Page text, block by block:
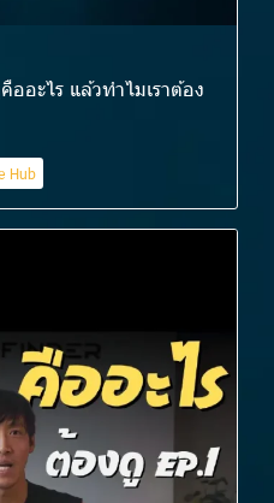
ออะไร แล้วทำไมเราต้อง
Hub